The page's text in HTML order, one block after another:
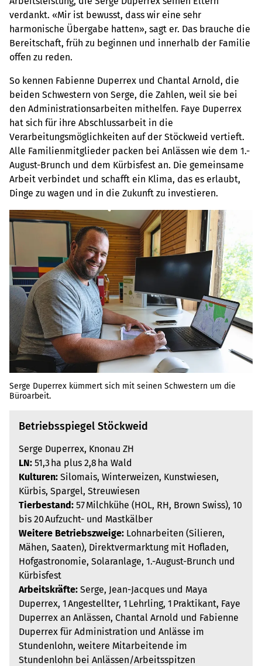
verdankt. «Mir ist bewusst, dass wir eine sehr
harmonische Übergabe hatten», sagt er. Das brauche die
Bereitschaft, früh zu beginnen und innerhalb der Familie
offen zu reden.
So kennen Fabienne Duperrex und Chantal Arnold, die
beiden Schwestern von Serge, die Zahlen, weil sie bei
den Administrationsarbeiten mithelfen. Faye Duperrex
hat sich für ihre Abschlussarbeit in die
Verarbeitungsmöglichkeiten auf der Stöckweid vertieft.
Alle Familienmitglieder packen bei Anlässen wie dem 1.-
August-Brunch und dem Kürbisfest an. Die gemeinsame
Arbeit verbindet und schafft ein Klima, das es erlaubt,
Dinge zu wagen und in die Zukunft zu investieren.
Serge Duperrex kümmert sich mit seinen Schwestern um die
Büroarbeit.
Betriebsspiegel Stöckweid
Serge Duperrex, Knonau ZH
LN: 51,3 ha plus 2,8 ha Wald
Kulturen: Silomais, Winterweizen, Kunstwiesen,
Kürbis, Spargel, Streuwiesen
Tierbestand: 57 Milchkühe (HOL, RH, Brown Swiss), 10
bis 20 Aufzucht- und Mastkälber
Weitere Betriebszweige: Lohnarbeiten (Silieren,
Mähen, Saaten), Direktvermarktung mit Hofladen,
Hofgastronomie, Solaranlage, 1.-August-Brunch und
Kürbisfest
Arbeitskräfte: Serge, Jean-Jacques und Maya
Duperrex, 1 Angestellter, 1 Lehrling, 1 Praktikant, Faye
Duperrex an Anlässen, Chantal Arnold und Fabienne
Duperrex für Administration und Anlässe im
Stundenlohn, weitere Mitarbeitende im
Stundenlohn bei Anlässen/Arbeitsspitzen